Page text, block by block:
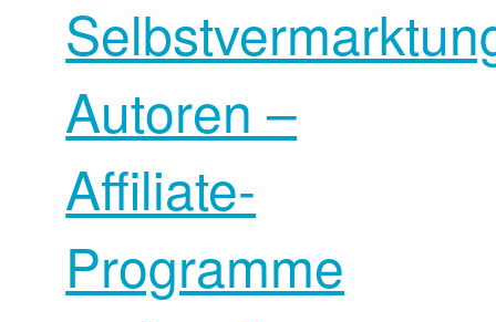
Autoren –
Affiliate-
Programme